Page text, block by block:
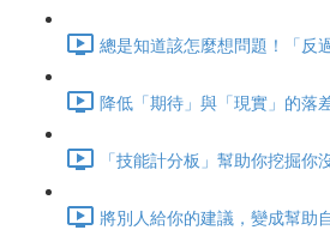
總是知道該怎麼想問題！「反
降低「期待」與「現實」的落
「技能計分板」幫助你挖掘你
將別人給你的建議，變成幫助